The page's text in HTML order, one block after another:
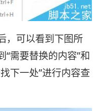
，可以看到下图所
“需要替换的内容”和
下一处”进行内容查